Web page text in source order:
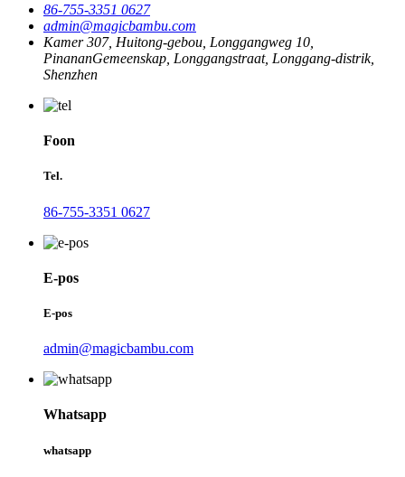
86-755-3351 0627
admin@magicbambu.com
Kamer 307, Huitong-gebou, Longgangweg 10,
PinananGemeenskap, Longgangstraat, Longgang-distrik,
Shenzhen
Foon
Tel.
86-755-3351 0627
E-pos
E-pos
admin@magicbambu.com
Whatsapp
whatsapp